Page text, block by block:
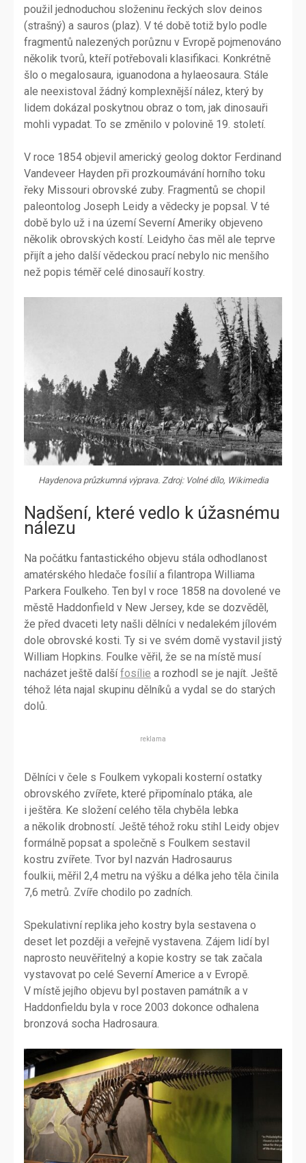
použil jednoduchou složeninu řeckých slov deinos
(strašný) a sauros (plaz). V té době totiž bylo podle
fragmentů nalezených porůznu v Evropě pojmenováno
několik tvorů, kteří potřebovali klasifikaci. Konkrétně
šlo o megalosaura, iguanodona a hylaeosaura. Stále
ale neexistoval žádný komplexnější nález, který by
lidem dokázal poskytnou obraz o tom, jak dinosauři
mohli vypadat. To se změnilo v polovině 19. století.
V roce 1854 objevil americký geolog doktor Ferdinand
Vandeveer Hayden při prozkoumávání horního toku
řeky Missouri obrovské zuby. Fragmentů se chopil
paleontolog Joseph Leidy a vědecky je popsal. V té
době bylo už i na území Severní Ameriky objeveno
několik obrovských kostí. Leidyho čas měl ale teprve
přijít a jeho další vědeckou prací nebylo nic menšího
než popis téměř celé dinosauří kostry.
Haydenova průzkumná výprava. Zdroj: Volné dílo, Wikimedia
Nadšení, které vedlo k úžasnému
nálezu
Na počátku fantastického objevu stála odhodlanost
amatérského hledače fosílií a filantropa Williama
Parkera Foulkeho. Ten byl v roce 1858 na dovolené ve
městě Haddonfield v New Jersey, kde se dozvěděl,
že před dvaceti lety našli dělníci v nedalekém jílovém
dole obrovské kosti. Ty si ve svém domě vystavil jistý
William Hopkins. Foulke věřil, že se na místě musí
nacházet ještě dalšífosílie a rozhodl se je najít. Ještě
téhož léta najal skupinu dělníků a vydal se do starých
dolů.
reklama
Dělníci v čele s Foulkem vykopali kosterní ostatky
obrovského zvířete, které připomínalo ptáka, ale
i ještěra. Ke složení celého těla chyběla lebka
a několik drobností. Ještě téhož roku stihl Leidy objev
formálně popsat a společně s Foulkem sestavil
kostru zvířete. Tvor byl nazván Hadrosaurus
foulkii, měřil 2,4 metru na výšku a délka jeho těla činila
7,6 metrů. Zvíře chodilo po zadních.
Spekulativní replika jeho kostry byla sestavena o
deset let později a veřejně vystavena. Zájem lidí byl
naprosto neuvěřitelný a kopie kostry se tak začala
vystavovat po celé Severní Americe a v Evropě.
V místě jejího objevu byl postaven památník a v
Haddonfieldu byla v roce 2003 dokonce odhalena
bronzová socha Hadrosaura.